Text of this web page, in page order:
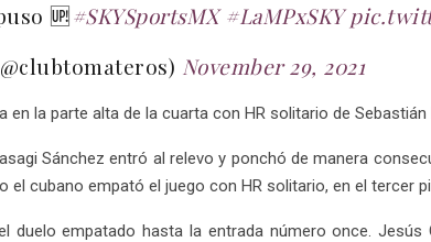
🆙#SKYSportsMX #LaMPxSKY
November 29, 2021
la parte alta de la cuarta con HR solitario de
Sánchez entró al relevo y ponchó de manera
el cubano empató el juego con HR solitario, en el tercer
duelo empatado hasta la entrada número once.